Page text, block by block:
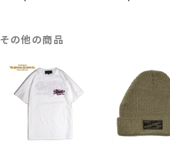
その他の商品